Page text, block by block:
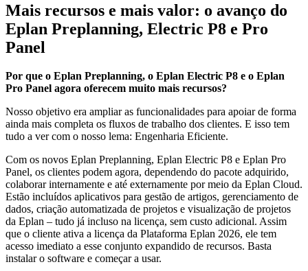
Mais recursos e mais valor: o avanço do
Eplan Preplanning, Electric P8 e Pro
Panel
Por que o Eplan Preplanning, o Eplan Electric P8 e o Eplan
Pro Panel agora oferecem muito mais recursos?
Nosso objetivo era ampliar as funcionalidades para apoiar de forma
ainda mais completa os fluxos de trabalho dos clientes. E isso tem
tudo a ver com o nosso lema: Engenharia Eficiente.
Com os novos Eplan Preplanning, Eplan Electric P8 e Eplan Pro
Panel, os clientes podem agora, dependendo do pacote adquirido,
colaborar internamente e até externamente por meio da Eplan Cloud.
Estão incluídos aplicativos para gestão de artigos, gerenciamento de
dados, criação automatizada de projetos e visualização de projetos
da Eplan – tudo já incluso na licença, sem custo adicional. Assim
que o cliente ativa a licença da Plataforma Eplan 2026, ele tem
acesso imediato a esse conjunto expandido de recursos. Basta
instalar o software e começar a usar.